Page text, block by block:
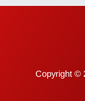
Copyright ©